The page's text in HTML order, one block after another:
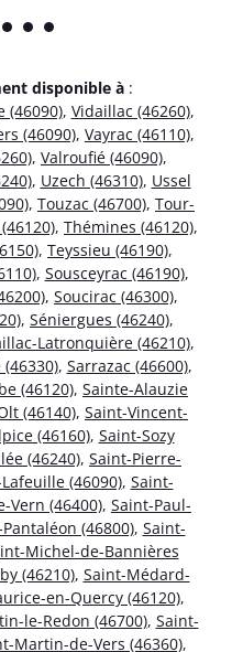
disponible à :
(46090), Vidaillac (46260),
(46090), Vayrac (46110),
, Valroufié (46090),
, Uzech (46310), Ussel
, Touzac (46700), Tour-
, Thémines (46120),
, Teyssieu (46190),
, Sousceyrac (46190),
, Soucirac (46300),
, Séniergues (46240),
Latronquière (46210),
, Sarrazac (46600),
(46120), Sainte-Alauzie
(46140), Saint-Vincent-
(46160), Saint-Sozy
(46240), Saint-Pierre-
(46090), Saint-
Vern (46400), Saint-Paul-
(46800), Saint-
Michel-de-Bannières
(46210), Saint-Médard-
en-Quercy (46120),
le-Redon (46700), Saint-
Martin-de-Vers (46360),